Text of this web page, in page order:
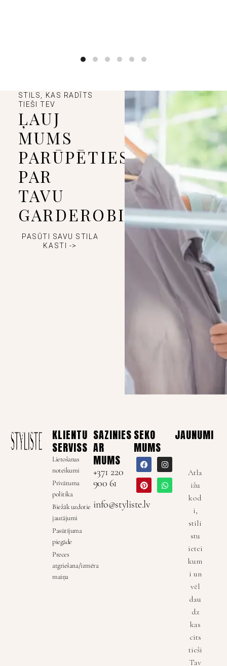
STILS, KAS RADĪTS
TIEŠI TEV
ĻAUJ
MUMS
PARŪPĒTIES
PAR
TAVU
GARDEROBI
PASŪTI SAVU STILA
KASTI ->
KLIENTU
SERVISS
Lietošanas
noteikumi
Privātuma
politika
Biežāk uzdotie
jautājumi
Pasūtījuma
piegāde
Preces
atgriešana/izmēra
maiņa
SAZINIES
AR
MUMS
+371 220
900 61
info@styliste.lv
SEKO
MUMS
JAUNUMI
Atla
ižu
kod
i,
stili
stu
ietei
kum
i un
vēl
dau
dz
kas
cits
tieši
Tav